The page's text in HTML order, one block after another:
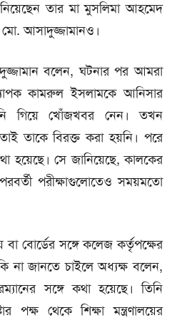
তার মা মুসলিমা আহমেদ
আসাদুজ্জামানও।
বলেন, ঘটনার পর আমরা
কামরুল ইসলামকে আনিসার
গিয়ে খোঁজখবর নেন। তখন
তাকে বিরক্ত করা হয়নি। পরে
হয়েছে। সে জানিয়েছে, কালকের
পরীক্ষাগুলোতেও সময়মতো
বা বোর্ডের সঙ্গে কলেজ কর্তৃপক্ষের
না জানতে চাইলে অধ্যক্ষ বলেন,
সঙ্গে কথা হয়েছে। তিনি
পক্ষ থেকে শিক্ষা মন্ত্রণালয়ের